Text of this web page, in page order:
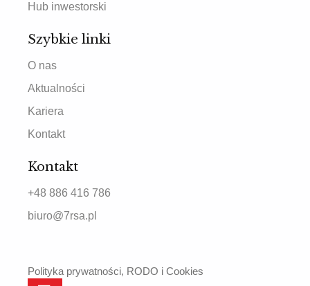
Hub inwestorski
Szybkie linki
O nas
Aktualności
Kariera
Kontakt
Kontakt
+48 886 416 786
biuro@7rsa.pl
Polityka prywatności, RODO i Cookies